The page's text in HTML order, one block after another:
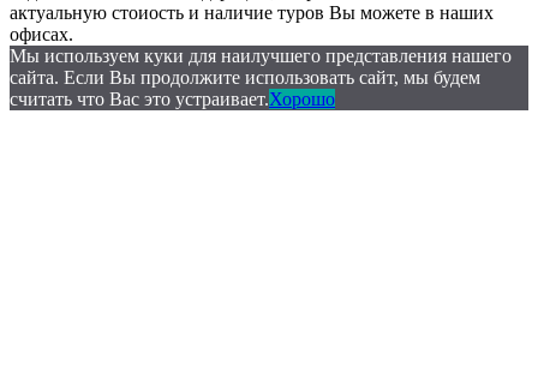
актуальную стоиость и наличие туров Вы можете в наших
офисах.
Мы используем куки для наилучшего представления нашего
сайта. Если Вы продолжите использовать сайт, мы будем
считать что Вас это устраивает.Хорошо